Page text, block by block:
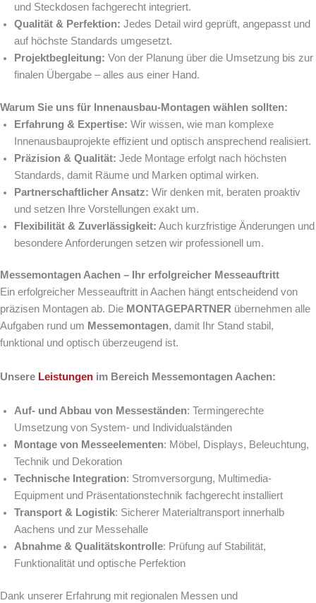
und Steckdosen fachgerecht integriert.
Qualität & Perfektion: Jedes Detail wird geprüft, angepasst und
auf höchste Standards umgesetzt.
Projektbegleitung: Von der Planung über die Umsetzung bis zur
finalen Übergabe – alles aus einer Hand.
Warum Sie uns für Innenausbau-Montagen wählen sollten:
Erfahrung & Expertise: Wir wissen, wie man komplexe
Innenausbauprojekte effizient und optisch ansprechend realisiert.
Präzision & Qualität: Jede Montage erfolgt nach höchsten
Standards, damit Räume und Marken optimal wirken.
Partnerschaftlicher Ansatz: Wir denken mit, beraten proaktiv
und setzen Ihre Vorstellungen exakt um.
Flexibilität & Zuverlässigkeit: Auch kurzfristige Änderungen und
besondere Anforderungen setzen wir professionell um.
Messemontagen Aachen – Ihr erfolgreicher Messeauftritt
Ein erfolgreicher Messeauftritt in Aachen hängt entscheidend von
präzisen Montagen ab. Die MONTAGEPARTNER übernehmen alle
Aufgaben rund um Messemontagen, damit Ihr Stand stabil,
funktional und optisch überzeugend ist.
Unsere Leistungen im Bereich Messemontagen Aachen:
Auf- und Abbau von Messeständen: Termingerechte
Umsetzung von System- und Individualständen
Montage von Messeelementen: Möbel, Displays, Beleuchtung,
Technik und Dekoration
Technische Integration: Stromversorgung, Multimedia-
Equipment und Präsentationstechnik fachgerecht installiert
Transport & Logistik: Sicherer Materialtransport innerhalb
Aachens und zur Messehalle
Abnahme & Qualitätskontrolle: Prüfung auf Stabilität,
Funktionalität und optische Perfektion
Dank unserer Erfahrung mit regionalen Messen und